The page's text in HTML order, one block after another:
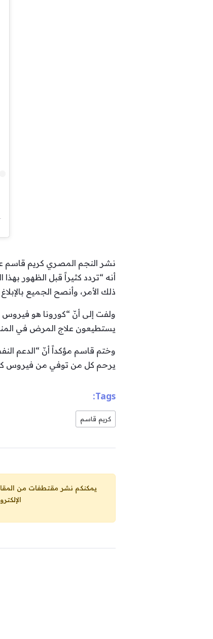
نشر النجم المصري كريم قاسم
أنه “تردد كثيراً قبل الظهور
ذلك الأمر، وأنصح الجميع
ولفت إلى أنّ “كورونا هو
يستطيعون علاج المرض في
وختم قاسم مؤكداً أنّ “الدعم
يرحم كل من توفي من فيروس
Tags:
كريم قاسم
يمكنكم نشر مقتطفات من المقال الحاضر، ما حده الاقصى 25% من